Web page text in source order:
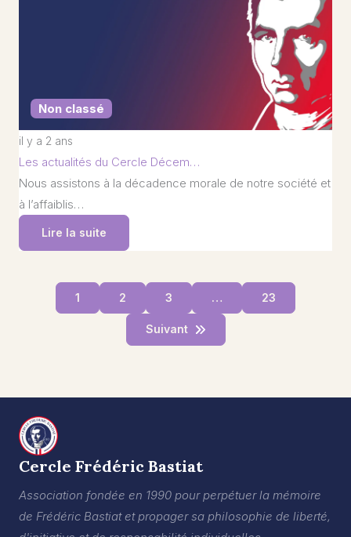
Non classé
il y a 2 ans
Les actualités du Cercle Décem…
Nous assistons à la décadence morale de notre société et
à l’affaiblis…
Lire la suite
1 2 3 … 23
Suivant
Cercle Frédéric Bastiat
Association fondée en 1990 pour perpétuer la mémoire
de Frédéric Bastiat et propager sa philosophie de liberté,